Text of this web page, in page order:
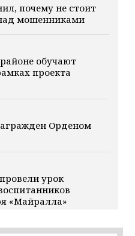
почему не стоит
мошенниками
обучают
проекта
Орденом
урок
«Майралла»